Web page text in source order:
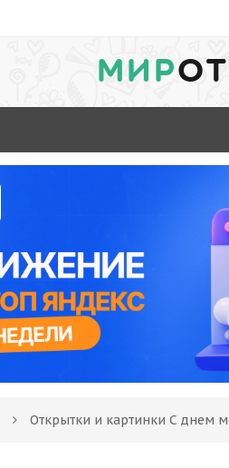
МИР
Открытки и картинки С днем